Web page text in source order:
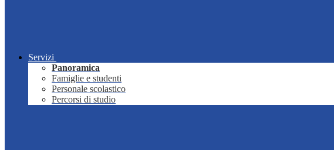
Servizi
Panoramica
Famiglie e studenti
Personale scolastico
Percorsi di studio